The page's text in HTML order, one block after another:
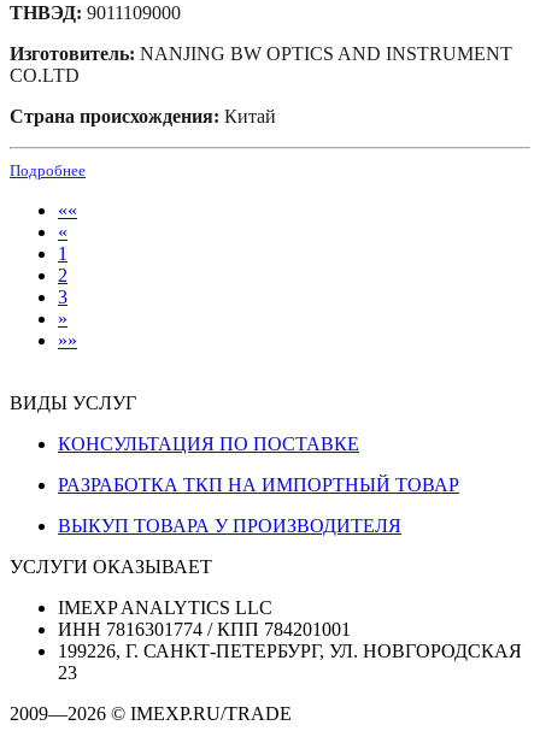
ТНВЭД: 9011109000
Изготовитель: NANJING BW OPTICS AND INSTRUMENT
CO.LTD
Страна происхождения: Китай
Подробнее
««
«
1
2
3
»
»»
ВИДЫ УСЛУГ
КОНСУЛЬТАЦИЯ ПО ПОСТАВКЕ
РАЗРАБОТКА ТКП НА ИМПОРТНЫЙ ТОВАР
ВЫКУП ТОВАРА У ПРОИЗВОДИТЕЛЯ
УСЛУГИ ОКАЗЫВАЕТ
IMEXP ANALYTICS LLC
ИНН 7816301774 / КПП 784201001
199226, Г. САНКТ-ПЕТЕРБУРГ, УЛ. НОВГОРОДСКАЯ
23
2009—2026 © IMEXP.RU/TRADE